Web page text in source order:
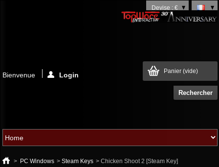
Devise : €
Panier (vide)
Bienvenue Login
> PC Windows > Steam Keys > Chicken Shoot 2 [Steam Key]